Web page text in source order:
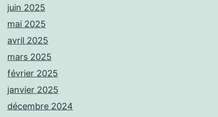
juin 2025
mai 2025
avril 2025
mars 2025
février 2025
janvier 2025
décembre 2024